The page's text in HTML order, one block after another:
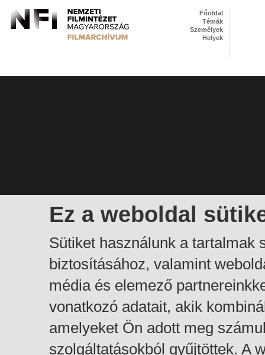
Ez a weboldal
Sütiket használunk a tartalmak
biztosításához, valamint
média és elemező
vonatkozó adatait, akik
amelyeket Ön adott meg
szolgáltatásokból gyűjtöttek. A
Főoldal
Témák
Személyek
Helyek